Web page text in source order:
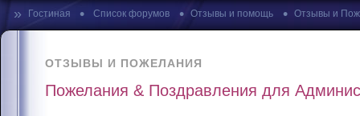
» Гостиная • Список форумов • Отзывы и помощь • Отзывы и
ОТЗЫВЫ И ПОЖЕЛАНИЯ
Пожелания & Поздравления для